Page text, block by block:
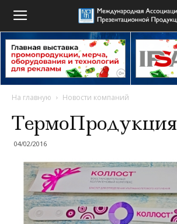
На главную Новости компаний
ТермоПродукция
04/02/2016